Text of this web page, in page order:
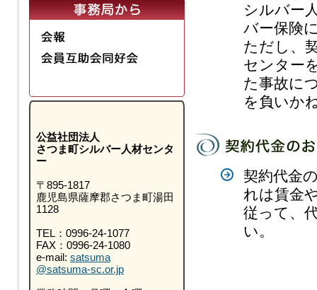
公益社団法人
さつま町シルバー人材センタ
ー
〒895-1817
鹿児島県薩摩郡さつま町湯田
1128
TEL：0996-24-1077
FAX：0996-24-1080
e-mail: satsuma
@satsuma-sc.or.jp
シルバー
バー保険
ただし、
センター
た事故に
を負いか
契約代金
れは賃金
従って、
い。